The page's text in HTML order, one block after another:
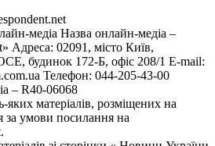
медіа Назва онлайн-медіа –
Адреса: 02091, місто Київ,
будинок 172-Б, офіс 208/1 E-mail:
Телефон: 044-205-43-00
– R40-06068
яких матеріалів, розміщених на
за умови посилання на